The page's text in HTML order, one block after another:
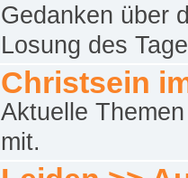
Gedanken über
Losung des
Christsein
Aktuelle
mit.